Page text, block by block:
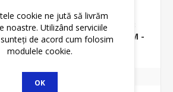
-
-
DIBLU CU SURUB
08*40MM+5*45MM -
10BUC/PUNGA -
cookie ne jută să livrăm
noastre. Utilizând serviciile
de acord cum folosim
modulele cookie.
OK